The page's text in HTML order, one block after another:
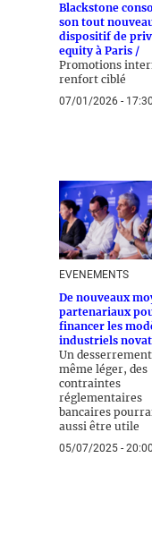
Blackstone
son tout
dispositif de
equity à Paris /
Promotions
renfort ciblé
07/01/2026 - 17:30
EVENEMENTS
De nouveaux
partenariaux
financer les
industriels
Un
même léger, des
contraintes
réglementaires
bancaires
aussi être utile
05/07/2025 - 20:00